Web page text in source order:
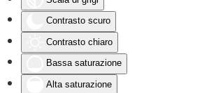
Contrasto scuro
Contrasto chiaro
Bassa saturazione
Alta saturazione